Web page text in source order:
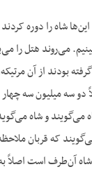
شاه را دوره
می‌روند هتل را
بودند از آن
سه میلیون سه چهار
می‌گویند و شاه
که قربان
آن‌طرف است اصلاً به